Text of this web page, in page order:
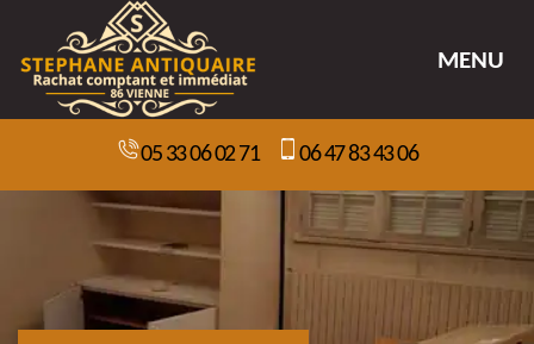
MENU
05 33 06 02 71 06 47 83 43 06